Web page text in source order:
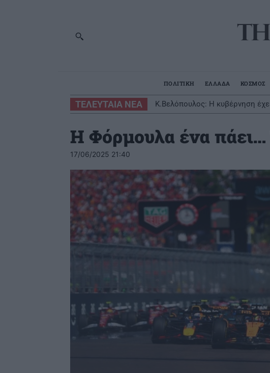
ΠΟΛΙΤΙΚΗ ΕΛΛΑΔΑ ΚΟΣΜΟΣ
ΤΕΛΕΥΤΑΙΑ ΝΕΑ Κ.Βελόπουλος: Η κυβέρνηση
Η Φόρμουλα ένα πάει…
17/06/2025 21:40